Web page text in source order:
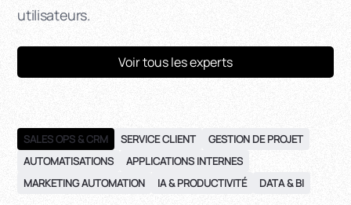
utilisateurs.
Voir tous les experts
SALES OPS & CRM SERVICE CLIENT
GESTION DE PROJET
AUTOMATISATIONS
APPLICATIONS INTERNES
MARKETING AUTOMATION
IA & PRODUCTIVITÉ DATA & BI